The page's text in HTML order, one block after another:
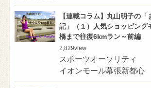
【連載コラム】丸山明子の
記」（１）人気ショッピング
橋まで往復6kmラン～前編
2,829view
スポーツオーソリティ
イオンモール幕張新都心